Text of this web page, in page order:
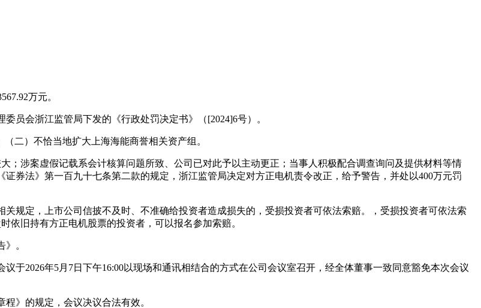
万元。
员会浙江监管局下发的《行政处罚决定书》（[2024]6号）。
二）不恰当地扩大上海海能商誉相关资产组。
；涉案虚假记载系会计核算问题所致、公司已对此予以主动更正；当事人积极配合调查询问及提供材料等情
券法》第一百九十七条第二款的规定，浙江监管局决定对方正电机责令改正，给予警告，并处以400万元罚
规定，上市公司信披不及时、不准确给投资者造成损失的，受损投资者可依法索赔。，受损投资者可依法索
依旧持有方正电机股票的投资者，可以报名参加索赔。
。
于2026年5月7日下午16:00以现场和通讯相结合的方式在公司会议室召开，经全体董事一致同意豁免本次会议
》的规定，会议决议合法有效。